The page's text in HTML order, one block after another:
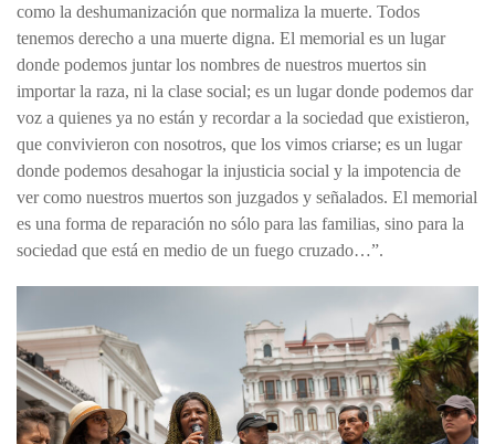
como la deshumanización que normaliza la muerte. Todos
tenemos derecho a una muerte digna. El memorial es un lugar
donde podemos juntar los nombres de nuestros muertos sin
importar la raza, ni la clase social; es un lugar donde podemos dar
voz a quienes ya no están y recordar a la sociedad que existieron,
que convivieron con nosotros, que los vimos criarse; es un lugar
donde podemos desahogar la injusticia social y la impotencia de
ver como nuestros muertos son juzgados y señalados. El memorial
es una forma de reparación no sólo para las familias, sino para la
sociedad que está en medio de un fuego cruzado…”.